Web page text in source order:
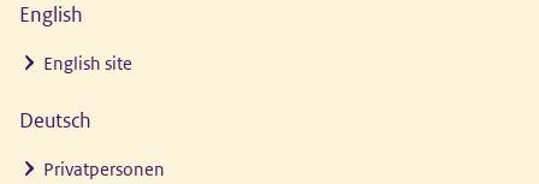
English
English site
Deutsch
Privatpersonen